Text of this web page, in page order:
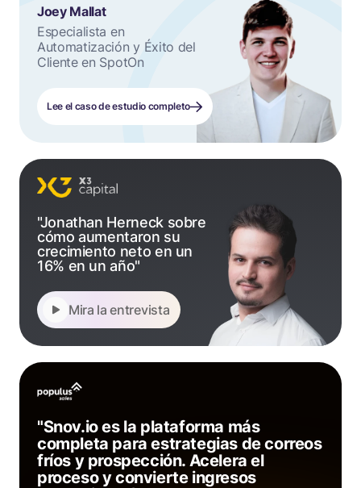
Joey Mallat
Especialista en
Automatización y Éxito del
Cliente en SpotOn
Lee el caso de estudio completo
"Jonathan Herneck sobre
cómo aumentaron su
crecimiento neto en un
16% en un año"
Mira la entrevista
"Snov.io es la plataforma más
completa para estrategias de correos
fríos y prospección. Acelera el
proceso y convierte ingresos